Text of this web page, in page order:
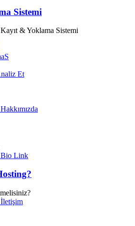
Sistemi
& Yoklama Sistemi
Et